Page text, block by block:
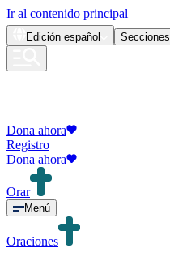
Ir al contenido principal
Edición español Secciones
Dona ahora
Registro
Dona ahora
Orar
Menú
Oraciones